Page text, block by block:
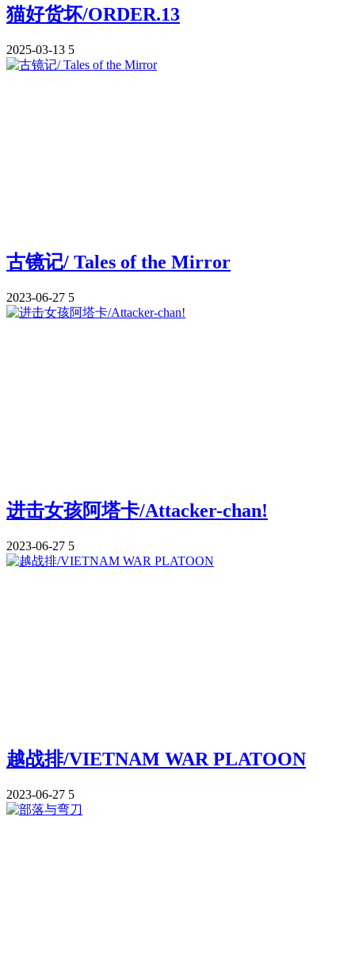
猫好货坏/ORDER.13
2025-03-13 5
古镜记/ Tales of the Mirror
2023-06-27 5
进击女孩阿塔卡/Attacker-chan!
2023-06-27 5
越战排/VIETNAM WAR PLATOON
2023-06-27 5